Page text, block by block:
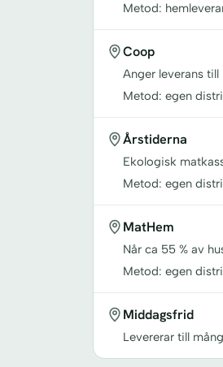
Metod:
Coop
Anger leverans
Metod: egen
Årstiderna
Ekologisk
Metod: egen
MatHem
Når ca 55 % av
Metod: egen
Middagsfrid
Levererar till